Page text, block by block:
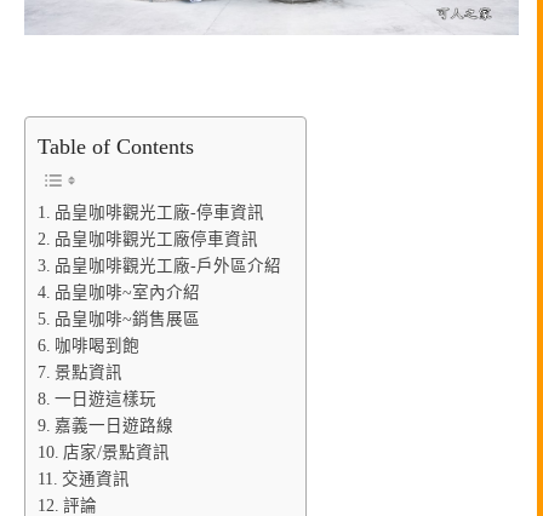
Table of Contents
品皇咖啡觀光工廠-停車資訊
品皇咖啡觀光工廠停車資訊
品皇咖啡觀光工廠-戶外區介紹
品皇咖啡~室內介紹
品皇咖啡~銷售展區
咖啡喝到飽
景點資訊
一日遊這樣玩
嘉義一日遊路線
店家/景點資訊
交通資訊
評論